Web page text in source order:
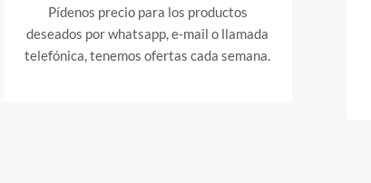
Pídenos precio para los productos
deseados por whatsapp, e-mail o llamada
telefónica, tenemos ofertas cada semana.